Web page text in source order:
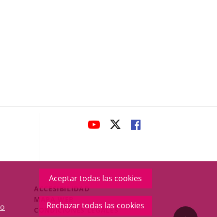
Aceptar todas las cookies
Rechazar todas las cookies
ENLACE
APLICACIÓN
EXTERNA.
ENLACE
APLICACIÓN
EXTERNA.
APLICACIÓN
Menú
Legal
Footer
ACCESIBILIDAD
MAPA WEB
CONDICIONES LEGALES